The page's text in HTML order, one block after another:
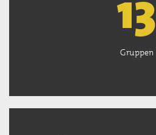
Gruppen